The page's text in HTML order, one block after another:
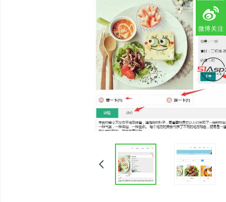
微博关注